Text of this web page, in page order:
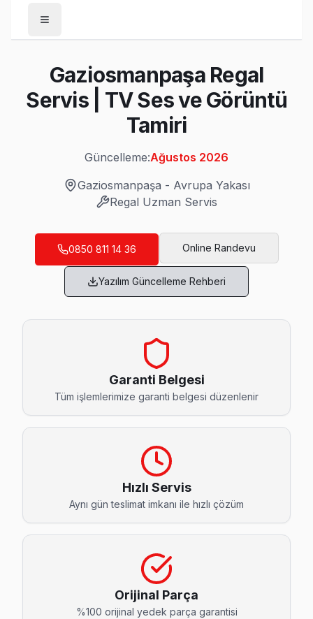
Gaziosmanpaşa
/Regal
Ağustos 2026
Bağlarbaşı Regal Servis
Bağlarbaşı mahallesi Regal TV servisi için ön
Regal Servis Merkezi →
Barbaros Hayrettin Paşa Regal Servis
Regal marka TV'niz Barbaros Hayrettin Paşa'de
Gaziosmanpaşa TV Servis Merkezi →
Fevzi Çakmak Regal Servis
Fevzi Çakmak mahallesinde Regal TV arızaları için aynı
Hürriyet Regal Servis
Hürriyet sakinleri Regal TV arızaları için sık bizi tercih
Regal Servis Merkezi →
İsmetpaşa Regal Servis
Gaziosmanpaşa'da İsmetpaşa bölgesi dahil tüm hizmet
Gaziosmanpaşa TV Servis Merkezi →
Karadeniz Regal Servis
Gaziosmanpaşa Regal
Servis | TV Ses ve Görüntü
Tamiri
Güncelleme:Ağustos 2026
Gaziosmanpaşa - Avrupa Yakası
Regal Uzman Servis
0850 811 14 36 Online Randevu
Yazılım Güncelleme Rehberi
Garanti Belgesi
Tüm işlemlerimize garanti belgesi düzenlenir
Hızlı Servis
Aynı gün teslimat imkanı ile hızlı çözüm
Orijinal Parça
%100 orijinal yedek parça garantisi